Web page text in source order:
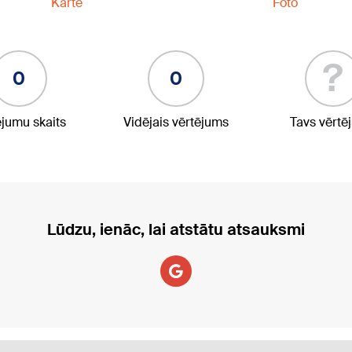
0
skaits
0
Vidējais vērtējums
?
Tavs
Lūdzu, ienāc, lai atstātu atsauksmi